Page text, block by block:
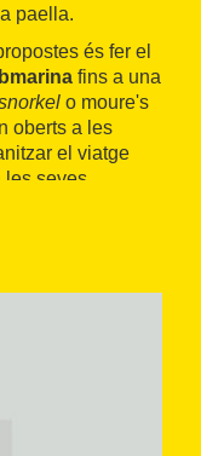
paella.
és fer el
fins a una
o moure's
oberts a les
el viatge
les seves
d'activitats